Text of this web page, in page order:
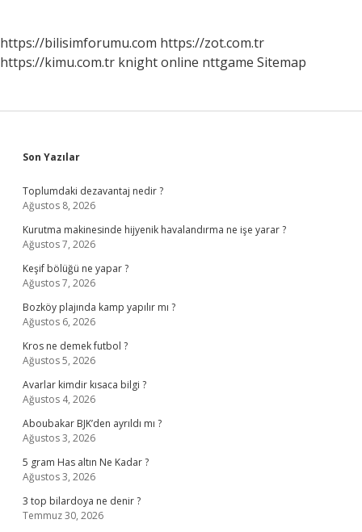
https://bilisimforumu.com https://zot.com.tr
https://kimu.com.tr knight online nttgame Sitemap
Sidebar
Son Yazılar
Toplumdaki dezavantaj nedir ?
Ağustos 8, 2026
Kurutma makinesinde hijyenik havalandırma ne işe yarar ?
Ağustos 7, 2026
Keşif bölüğü ne yapar ?
Ağustos 7, 2026
Bozköy plajında kamp yapılır mı ?
Ağustos 6, 2026
Kros ne demek futbol ?
Ağustos 5, 2026
Avarlar kimdir kısaca bilgi ?
Ağustos 4, 2026
Aboubakar BJK’den ayrıldı mı ?
Ağustos 3, 2026
5 gram Has altın Ne Kadar ?
Ağustos 3, 2026
3 top bilardoya ne denir ?
Temmuz 30, 2026